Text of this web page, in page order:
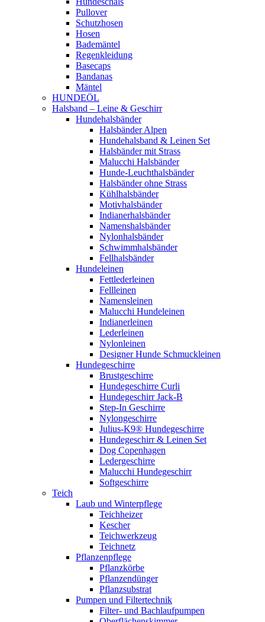
Pullover
Schutzhosen
Hosen
Bademäntel
Regenkleidung
Basecaps
Bandanas
Mäntel
HUNDEÖL
Halsband – Leine & Geschirr
Hundehalsbänder
Halsbänder Alpen
Hundehalsband & Leinen Set
Halsbänder mit Strass
Malucchi Halsbänder
Hunde-Leuchthalsbänder
Halsbänder ohne Strass
Kühlhalsbänder
Motivhalsbänder
Indianerhalsbänder
Namenshalsbänder
Nylonhalsbänder
Schwimmhalsbänder
Fellhalsbänder
Hundeleinen
Fettlederleinen
Fellleinen
Namensleinen
Malucchi Hundeleinen
Indianerleinen
Lederleinen
Nylonleinen
Designer Hunde Schmuckleinen
Hundegeschirre
Brustgeschirre
Hundegeschirre Curli
Hundegeschirr Jack-B
Step-In Geschirre
Nylongeschirre
Julius-K9® Hundegeschirre
Hundegeschirr & Leinen Set
Dog Copenhagen
Ledergeschirre
Malucchi Hundegeschirr
Softgeschirre
Teich
Laub und Winterpflege
Teichheizer
Kescher
Teichwerkzeug
Teichnetz
Pflanzenpflege
Pflanzkörbe
Pflanzendünger
Pflanzsubstrat
Pumpen und Filtertechnik
Filter- und Bachlaufpumpen